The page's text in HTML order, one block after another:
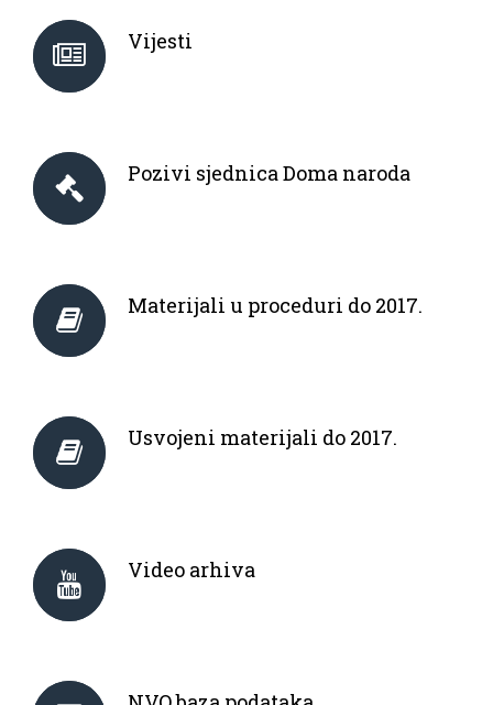
Vijesti
Pozivi sjednica Doma naroda
Materijali u proceduri do 2017.
Usvojeni materijali do 2017.
Video arhiva